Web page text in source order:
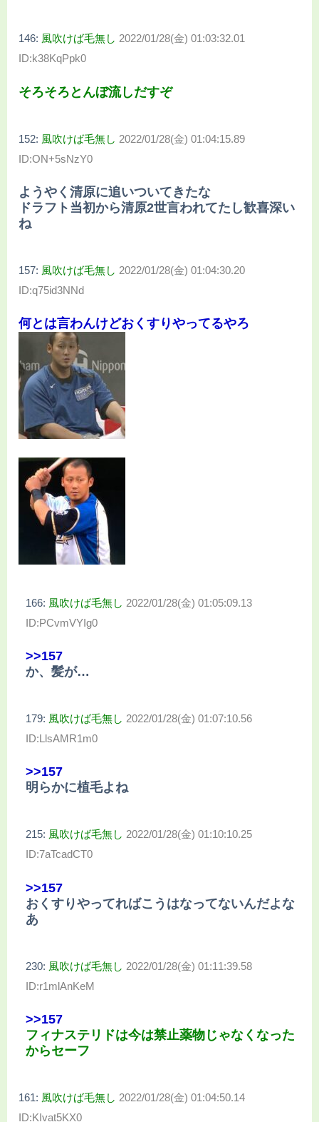
146: 風吹けば毛無し 2022/01/28(金) 01:03:32.01
ID:k38KqPpk0
そろそろとんぼ流しだすぞ
152: 風吹けば毛無し 2022/01/28(金) 01:04:15.89
ID:ON+5sNzY0
ようやく清原に追いついてきたな
ドラフト当初から清原2世言われてたし歓喜深い
ね
157: 風吹けば毛無し 2022/01/28(金) 01:04:30.20
ID:q75id3NNd
何とは言わんけどおくすりやってるやろ
166: 風吹けば毛無し 2022/01/28(金) 01:05:09.13
ID:PCvmVYIg0
>>157
か、髪が…
179: 風吹けば毛無し 2022/01/28(金) 01:07:10.56
ID:LlsAMR1m0
>>157
明らかに植毛よね
215: 風吹けば毛無し 2022/01/28(金) 01:10:10.25
ID:7aTcadCT0
>>157
おくすりやってればこうはなってないんだよな
あ
230: 風吹けば毛無し 2022/01/28(金) 01:11:39.58
ID:r1mlAnKeM
>>157
フィナステリドは今は禁止薬物じゃなくなった
からセーフ
161: 風吹けば毛無し 2022/01/28(金) 01:04:50.14
ID:KIvat5KX0